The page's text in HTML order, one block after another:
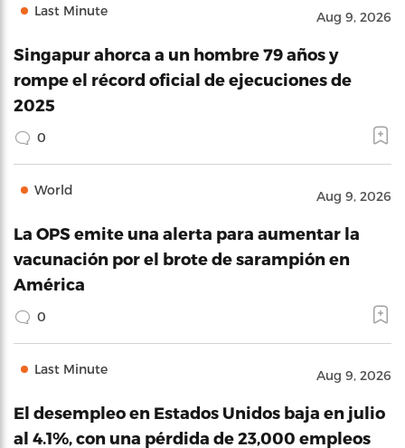
Last Minute Aug 9, 2026
Singapur ahorca a un hombre 79 años y
rompe el récord oficial de ejecuciones de
2025
0
World Aug 9, 2026
La OPS emite una alerta para aumentar la
vacunación por el brote de sarampión en
América
0
Last Minute Aug 9, 2026
El desempleo en Estados Unidos baja en julio
al 4.1%, con una pérdida de 23,000 empleos